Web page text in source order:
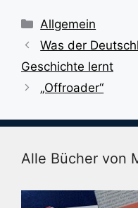
Kategorien
Allgemein
Was der
Geschichte lernt
„Offroader“
Alle Bücher von